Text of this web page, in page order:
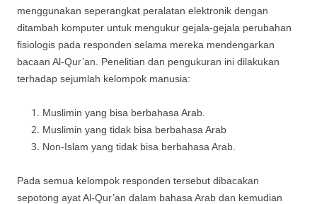
menggunakan seperangkat peralatan elektronik dengan
ditambah komputer untuk mengukur gejala-gejala perubahan
fisiologis pada responden selama mereka mendengarkan
bacaan Al-Qur’an. Penelitian dan pengukuran ini dilakukan
terhadap sejumlah kelompok manusia:
Muslimin yang bisa berbahasa Arab.
Muslimin yang tidak bisa berbahasa Arab
Non-Islam yang tidak bisa berbahasa Arab.
Pada semua kelompok responden tersebut dibacakan
sepotong ayat Al-Qur’an dalam bahasa Arab dan kemudian